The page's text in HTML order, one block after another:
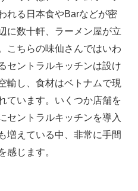
れる日本食やBarなどが密
に数十軒、ラーメン屋が立
こちらの味仙さんではいわ
セントラルキッチンは設け
輸し、食材はベトナムで現
ています。いくつか店舗を
セントラルキッチンを導入
増えている中、非常に手間
感じます。